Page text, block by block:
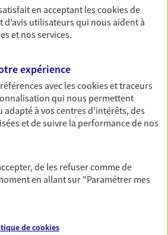
ce nouveau chapitre de
d'un expert. Découvrez
pour la retraite.
assurez-vous avec notre
en optant pour les
temporaire totale de travail,
en acceptant lescookiesde
d’avis utilisateurs qui nous aident à
et nos services.
expérience
avec lescookies et traceurs
qui nous permettent
à vos centres d'intérêts, des
et de suivre la performance de nos
de les refuser comme de
en allant sur "Paramétrer mes
decookies